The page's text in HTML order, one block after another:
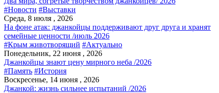
#Новости #Выставки
Среда, 8 июля , 2026
На фоне атак: джанкойцы поддерживают друг друга и хранят
семейные ценности /июль 2026
#Крым животворящий #Актуально
Понедельник, 22 июня , 2026
Джанкойцы знают цену мирного неба /2026
#Память #История
Воскресенье, 14 июня , 2026
Джанкой: жизнь сильнее испытаний /2026